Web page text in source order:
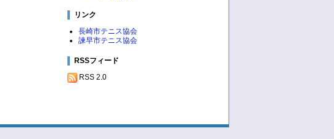
リンク
長崎市テニス協会
諫早市テニス協会
RSSフィード
RSS 2.0